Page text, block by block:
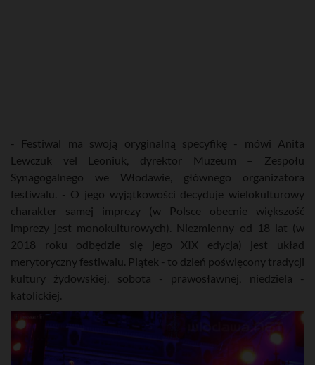
- Festiwal ma swoją oryginalną specyfikę - mówi Anita
Lewczuk vel Leoniuk, dyrektor Muzeum – Zespołu
Synagogalnego we Włodawie, głównego organizatora
festiwalu. - O jego wyjątkowości decyduje wielokulturowy
charakter samej imprezy (w Polsce obecnie większość
imprezy jest monokulturowych). Niezmienny od 18 lat (w
2018 roku odbędzie się jego XIX edycja) jest układ
merytoryczny festiwalu. Piątek - to dzień poświęcony tradycji
kultury żydowskiej, sobota - prawosławnej, niedziela -
katolickiej.